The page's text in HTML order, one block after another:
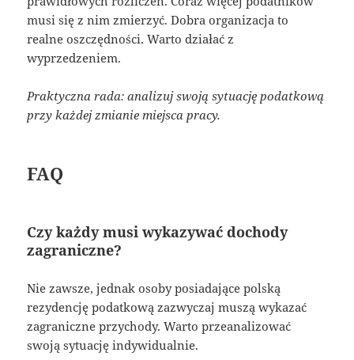
musi się z nim zmierzyć. Dobra organizacja to
realne oszczędności. Warto działać z
wyprzedzeniem.
Praktyczna rada: analizuj swoją sytuację podatkową
przy każdej zmianie miejsca pracy.
FAQ
Czy każdy musi wykazywać dochody
zagraniczne?
Nie zawsze, jednak osoby posiadające polską
rezydencję podatkową zazwyczaj muszą wykazać
zagraniczne przychody. Warto przeanalizować
swoją sytuację indywidualnie.